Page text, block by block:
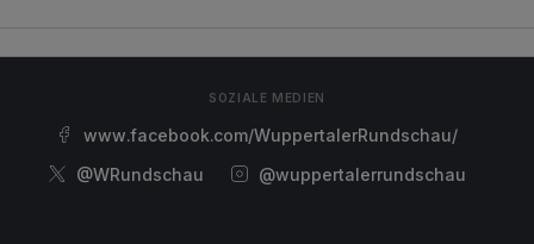
SOZIALE MEDIEN
www.facebook.com/WuppertalerRundschau/
@WRundschau
@wuppertalerrundschau